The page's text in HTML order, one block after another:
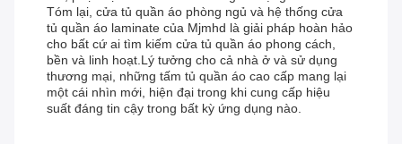
Tóm lại, cửa tủ quần áo phòng ngủ và hệ thống cửa
tủ quần áo laminate của Mjmhd là giải pháp hoàn hảo
cho bất cứ ai tìm kiếm cửa tủ quần áo phong cách,
bền và linh hoạt.Lý tưởng cho cả nhà ở và sử dụng
thương mại, những tấm tủ quần áo cao cấp mang lại
một cái nhìn mới, hiện đại trong khi cung cấp hiệu
suất đáng tin cậy trong bất kỳ ứng dụng nào.